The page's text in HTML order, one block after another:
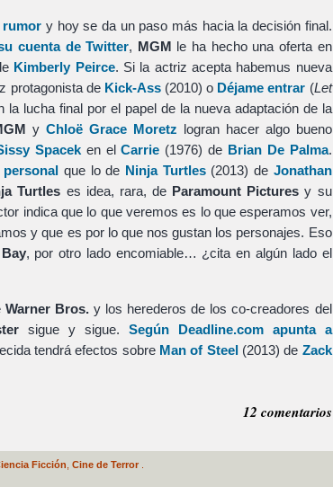
rumor y hoy se da un paso más hacia la decisión final.
cuenta de Twitter, MGM le ha hecho una oferta en
Kimberly Peirce. Si la actriz acepta habemus nueva
protagonista de Kick-Ass(2010) o Déjame entrar (Let
la lucha final por el papel de la nueva adaptación de la
y Chloë Grace Moretz logran hacer algo bueno
Spacek en elCarrie (1976) de Brian De Palma.
que lo de Ninja Turtles(2013) de Jonathan
Turtles es idea, rara, de Paramount Pictures y su
indica que lo que veremos es lo que esperamos ver,
y que es por lo que nos gustan los personajes. Eso
Bay, por otro lado encomiable… ¿cita en algún lado el
Warner Bros. y los herederos de los co-creadores del
sigue y sigue. Según Deadline.com apunta a
tendrá efectos sobre Man of Steel(2013) de Zack
12 comentarios
Ficción Cine de Terror.